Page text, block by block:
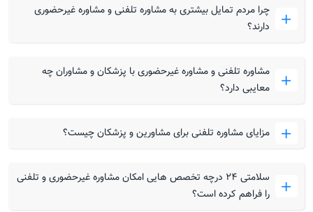
چرا مردم تمایل بیشتری به مشاوره تلفنی و مشاوره غیرحضوری
دارند؟
مشاوره تلفنی و مشاوره غیرحضوری با پزشکان و مشاوران چه
معایبی دارد؟
مزایای مشاوره تلفنی برای مشاورین و پزشکان چیست؟
سلامتی ۲۴ درچه تخصص هایی امکان مشاوره غیرحضوری و تلفنی
را فراهم کرده است؟